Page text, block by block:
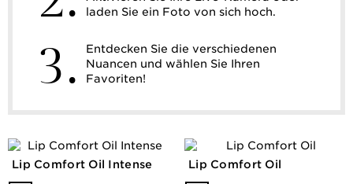
laden Sie ein Foto von sich hoch.
3.
Entdecken Sie die verschiedenen
Nuancen und wählen Sie Ihren
Favoriten!
Lip Comfort Oil Intense Lip Comfort Oil